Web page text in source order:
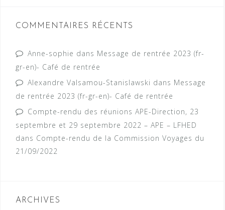
COMMENTAIRES RÉCENTS
Anne-sophie dans Message de rentrée 2023 (fr-
gr-en)- Café de rentrée
Alexandre Valsamou-Stanislawski dans Message
de rentrée 2023 (fr-gr-en)- Café de rentrée
Compte-rendu des réunions APE-Direction, 23
septembre et 29 septembre 2022 – APE – LFHED
dans Compte-rendu de la Commission Voyages du
21/09/2022
ARCHIVES